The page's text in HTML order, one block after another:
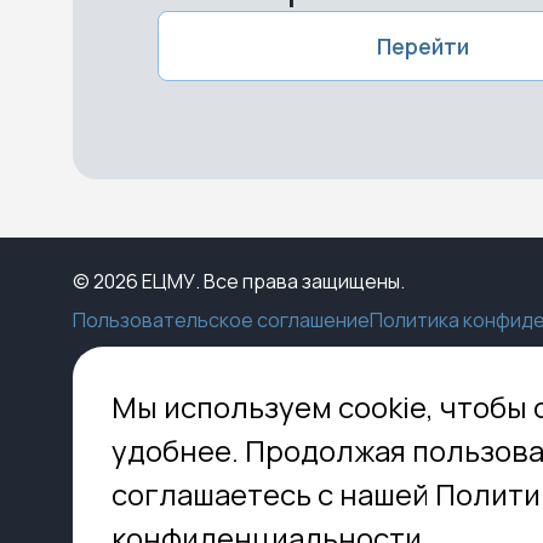
Перейти
© 2026 ЕЦМУ. Все права защищены.
Пользовательское соглашениеПолитика
Каталог Конструктор
Блог
Помощь
Контакты
Пункты выдачи
Оплата
Установка
Гид по кладбищам
8
Мы используем cookie, чтобы
удобнее. Продолжая
соглашаетесь с нашей